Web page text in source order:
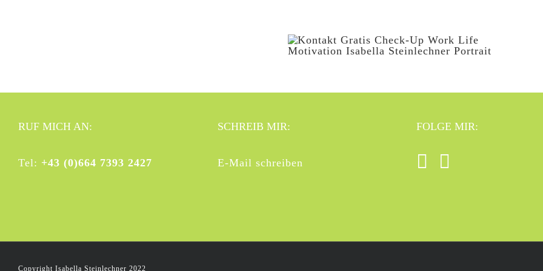
RUF MICH AN:
Tel: +43 (0)664 7393 2427
SCHREIB MIR:
E-Mail schreiben
FOLGE MIR:
Copyright Isabella Steinlechner 2022